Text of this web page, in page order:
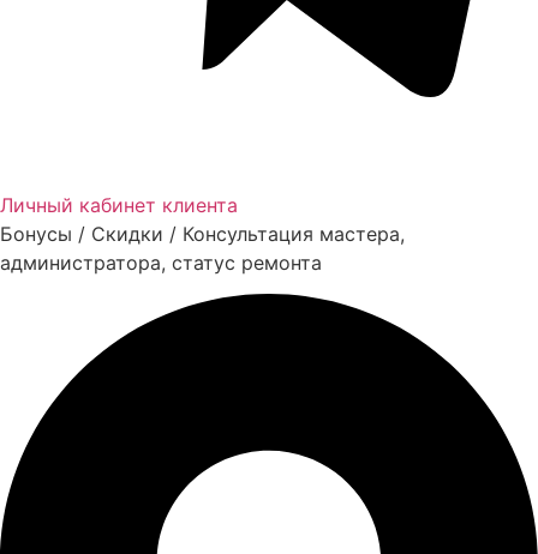
Личный кабинет клиента
Бонусы / Скидки / Консультация мастера,
администратора, статус ремонта